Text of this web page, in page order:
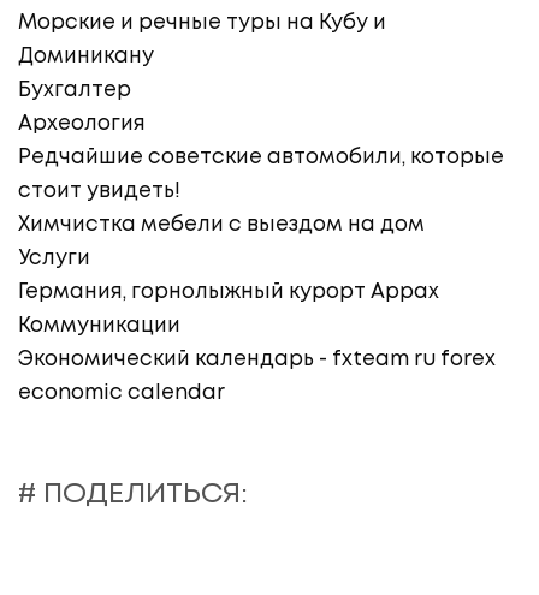
Морские и речные туры на Кубу и
Доминикану
Бухгалтер
Археология
Редчайшие советские автомобили, которые
стоит увидеть!
Химчистка мебели с выездом на дом
Услуги
Германия, горнолыжный курорт Аррах
Коммуникации
Экономический календарь - fxteam ru forex
economic calendar
# ПОДЕЛИТЬСЯ: